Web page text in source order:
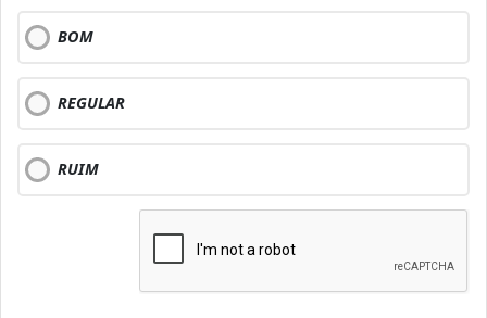
BOM
REGULAR
RUIM